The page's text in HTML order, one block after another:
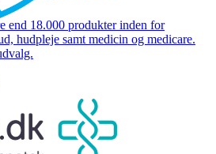
end 18.000 produkter inden for
hudpleje samt medicin og medicare.